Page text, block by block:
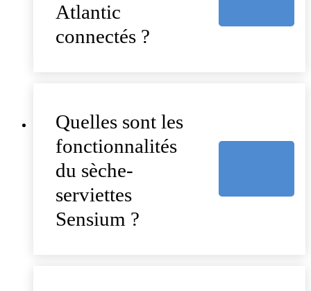
Atlantic
connectés ?
Quelles sont les
fonctionnalités
du sèche-
serviettes
Sensium ?